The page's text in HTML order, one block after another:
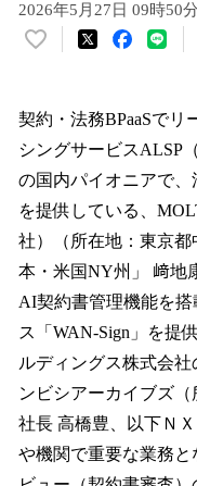
2026年5月27日 09時50分
い
！
数
読
み
込
み
中
で
す
契約・法務BPaaSで
シングサービスALSP
の国内パイオニアで、
を提供している、
社）（所在地：東京都
本・米国NY州」 﨑地
AI契約書管理機能を
ス「WAN-Sign」を提
ルディングス株式会
ンビシアーカイブズ
社長 高橋豊、以下Ｎ
や機関で重要な業務